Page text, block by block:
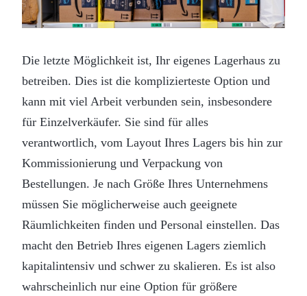
Die letzte Möglichkeit ist, Ihr eigenes Lagerhaus zu
betreiben. Dies ist die komplizierteste Option und
kann mit viel Arbeit verbunden sein, insbesondere
für Einzelverkäufer. Sie sind für alles
verantwortlich, vom Layout Ihres Lagers bis hin zur
Kommissionierung und Verpackung von
Bestellungen. Je nach Größe Ihres Unternehmens
müssen Sie möglicherweise auch geeignete
Räumlichkeiten finden und Personal einstellen. Das
macht den Betrieb Ihres eigenen Lagers ziemlich
kapitalintensiv und schwer zu skalieren. Es ist also
wahrscheinlich nur eine Option für größere